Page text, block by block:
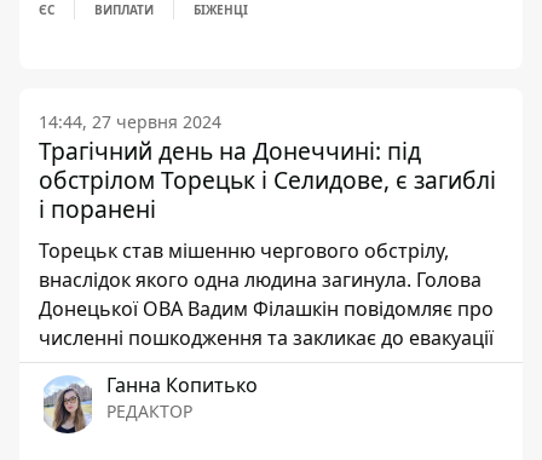
ЄС ВИПЛАТИ БІЖЕНЦІ
14:44, 27 червня 2024
Трагічний день на Донеччині: під
обстрілом Торецьк і Селидове, є загиблі
і поранені
Торецьк став мішенню чергового обстрілу,
внаслідок якого одна людина загинула. Голова
Донецької ОВА Вадим Філашкін повідомляє про
численні пошкодження та закликає до евакуації
Ганна Копитько
РЕДАКТОР